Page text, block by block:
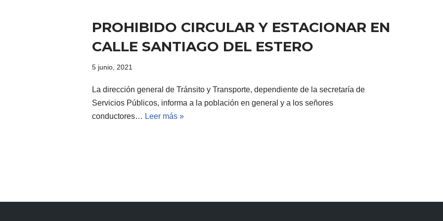
PROHIBIDO CIRCULAR Y ESTACIONAR EN
CALLE SANTIAGO DEL ESTERO
5 junio, 2021
La dirección general de Tránsito y Transporte, dependiente de la secretaría de
Servicios Públicos, informa a la población en general y a los señores
conductores… Leer más »